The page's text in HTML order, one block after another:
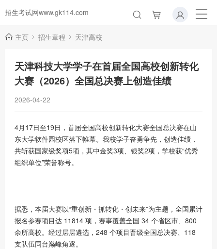
招生考试网www.gk114.com
主页 招生章程 天津高校
天津科技大学学子在首届全国高校创新转化
大赛（2026）全国总决赛上创造佳绩
2026-04-22
4月17日至19日，首届全国高校创新转化大赛全国总决赛在山
东大学软件园校区落下帷幕。我校学子奋勇争先，创造佳绩，
共斩获国家级奖项5项，其中金奖3项、银奖2项，学校获“优秀
组织单位”荣誉称号。
据悉，本届大赛以“重创新・抓转化・创未来”为主题，全国累计
报名参赛项目达 11814 项，赛事覆盖全国 34 个省区市、800
余所高校。经过层层遴选，248 个项目晋级全国总决赛、118
支队伍同台巅峰角逐。